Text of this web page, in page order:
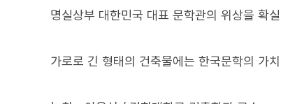
명실상부 대한민국 대표 문학관의 위상을 확
가로로 긴 형태의 건축물에는 한국문학의 가